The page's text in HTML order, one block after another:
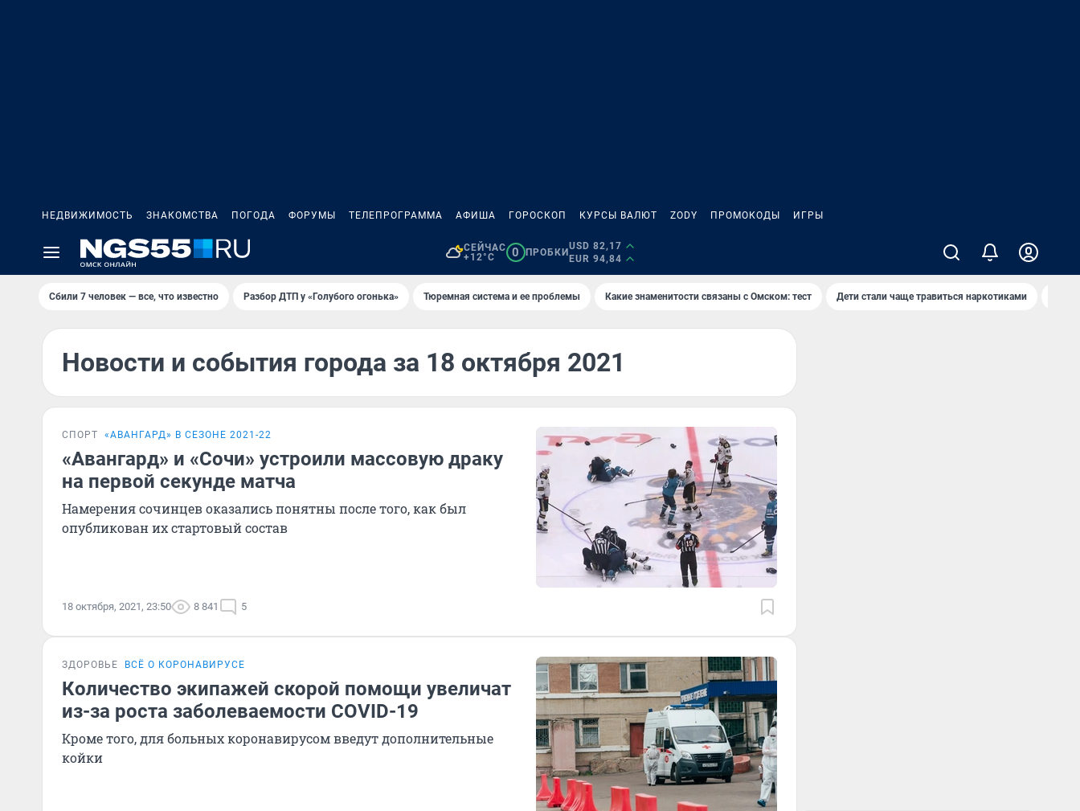
НЕДВИЖИМОСТЬ ЗНАКОМСТВА ПОГОДА ФОРУМЫ ТЕЛЕПРОГРАММА АФИША ГОРОСКОП КУРСЫ ВАЛЮТ ZODY ПРОМОКОДЫ ИГРЫ
СЕЙЧАС
+12°C
0 ПРОБКИ
USD 82,17
EUR 94,84
Сбили 7 человек — все, что известно Разбор ДТП у «Голубого огонька» Тюремная система и ее проблемы Какие знаменитости связаны с Омском: тест Дети стали чаще травиться наркотиками
Новости и события города за 18 октября 2021
СПОРТ «АВАНГАРД» В СЕЗОНЕ 2021-22
«Авангард» и «Сочи» устроили массовую драку
на первой секунде матча
Намерения сочинцев оказались понятны после того, как был
опубликован их стартовый состав
18 октября, 2021, 23:50 8 841 5
ЗДОРОВЬЕ ВСЁ О КОРОНАВИРУСЕ
Количество экипажей скорой помощи увеличат
из-за роста заболеваемости COVID-19
Кроме того, для больных коронавирусом введут дополнительные
койки